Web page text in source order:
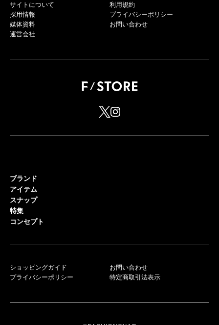
サイトについて
採用情報
媒体資料
運営会社
利用規約
プライバシーポリシー
お問い合わせ
ブランド
アイテム
スナップ
特集
コンセプト
ショッピングガイド
プライバシーポリシー
お問い合わせ
特定商取引法表示